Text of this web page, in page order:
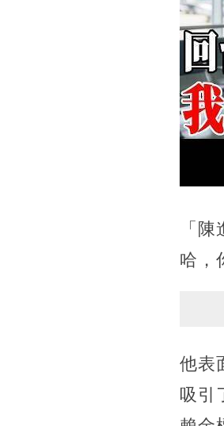
「
哈，
他表
吸引